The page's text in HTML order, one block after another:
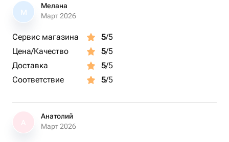
М
Мелана
Март 2026
Сервис магазина 5/5
Цена/Качество
5/5
Доставка
5/5
Соответствие
5/5
Анатолий
Март 2026